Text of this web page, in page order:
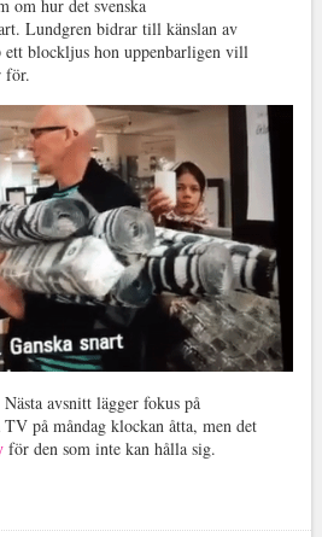
om hur det svenska
Lundgren bidrar till känslan av
ett blockljus hon uppenbarligen vill
för.
avsnitt lägger fokus på
på måndag klockan åtta, men det
för den som inte kan hålla sig.